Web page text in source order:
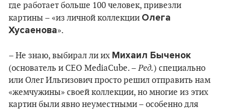
где работает больше 100 человек, привезли
картины – «из личной коллекции Олега
Хусаенова».
– Не знаю, выбирал ли их Михаил Быченок
(основатель и CEO MediaCube. –Ред.) специально
или Олег Ильгизович просто решил отправить нам
«жемчужины» своей коллекции, но многие из этих
картин были явно неуместными – особенно для